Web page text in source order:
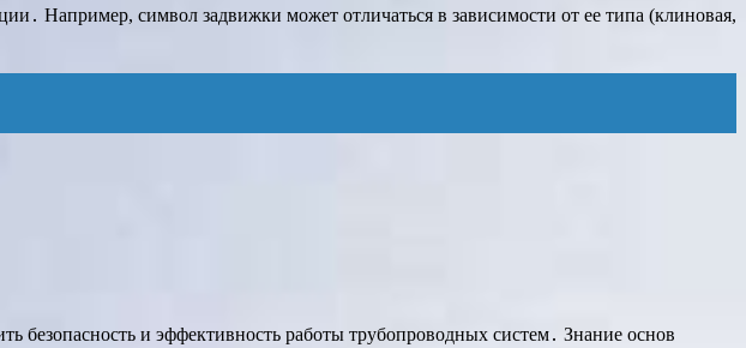
Например, символ задвижки может отличаться в зависимости от ее типа (клиновая,
безопасность и эффективность работы трубопроводных систем․ Знание основ